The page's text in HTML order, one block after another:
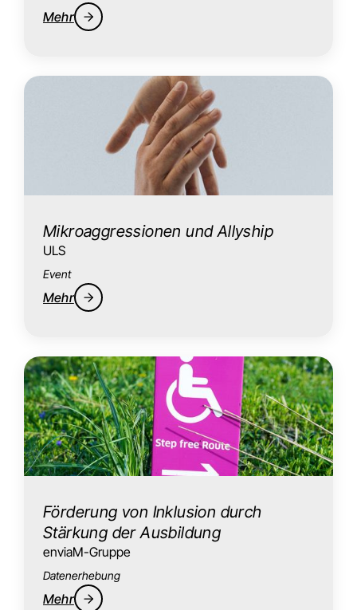
Mehr
Mikroaggressionen und Allyship
ULS
Event
Mehr
Förderung von Inklusion durch
Stärkung der Ausbildung
enviaM-Gruppe
Datenerhebung
Mehr